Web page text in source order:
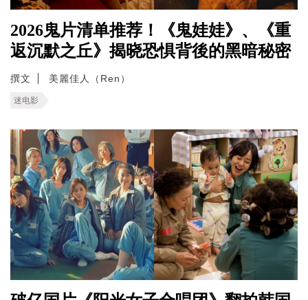
2026鬼片清单推荐！《鬼娃娃》、《重
返沉默之丘》揭晓恐惧背後的黑暗秘密
撰文 美麗佳人（Ren）
迷电影